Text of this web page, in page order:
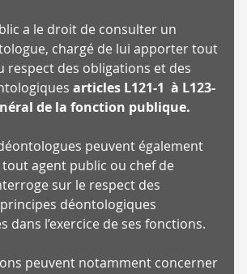
a le droit de consulter un
chargé de lui apporter tout
respect des obligations et des
articles L121-1 à L123-
de la fonction publique.
peuvent également
agent public ou chef de
sur le respect des
déontologiques
dans l’exercice de ses fonctions.
peuvent notamment concerner